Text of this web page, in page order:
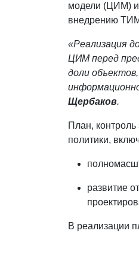
модели (ЦИМ) и
внедрению
«Реализация
ЦИМ перед
доли
Щербаков.
План,
политики,
развитие
В реализации